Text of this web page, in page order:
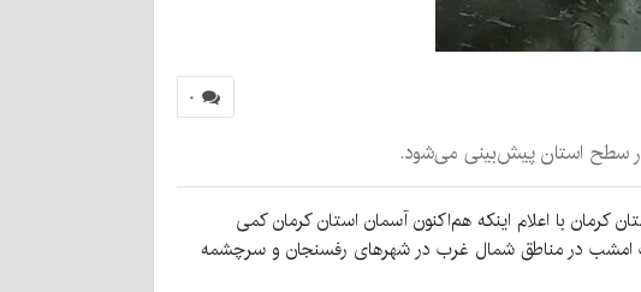
۰
در سطح استان پیش‌بینی می‌شود.
کرمان با اعلام اینکه هم‌اکنون آسمان استان کرمان کمی
امشب در مناطق شمال غرب در شهر‌های رفسنجان و سرچشمه